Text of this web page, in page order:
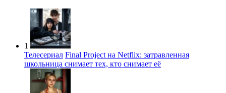
1
Телесериал Final Project на Netflix: затравленная
школьница снимает тех, кто снимает её